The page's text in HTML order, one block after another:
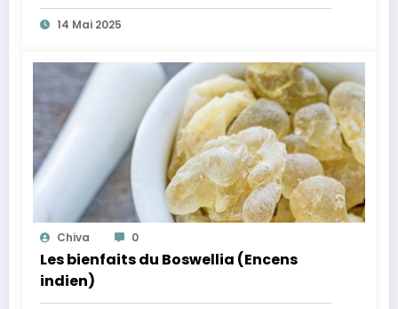
14 Mai 2025
Chiva 0
Les bienfaits du Boswellia (Encens
indien)